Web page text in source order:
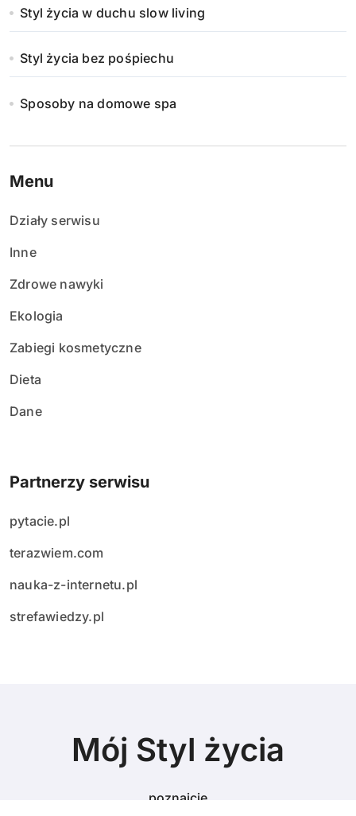
Styl życia w duchu slow living
Styl życia bez pośpiechu
Sposoby na domowe spa
Menu
Działy serwisu
Inne
Zdrowe nawyki
Ekologia
Zabiegi kosmetyczne
Dieta
Dane
Partnerzy serwisu
pytacie.pl
terazwiem.com
nauka-z-internetu.pl
strefawiedzy.pl
Mój Styl życia
poznajcie